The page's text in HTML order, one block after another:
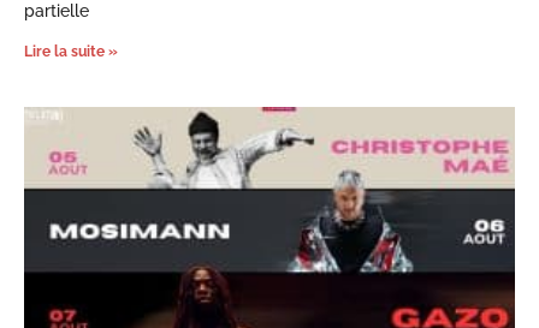
partielle
Lire la suite »